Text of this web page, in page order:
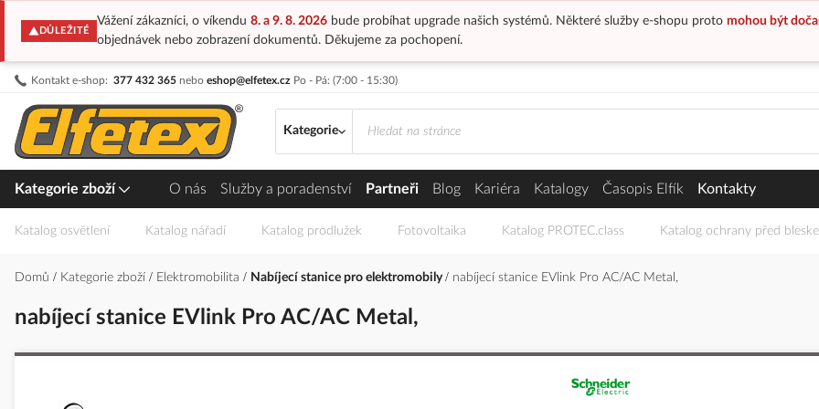
DŮLEŽITÉ
Vážení zákazníci, o víkendu 8. a 9. 8. 2026bude probíhat upgrade našich systémů. Některé služby e-shopu proto mohou být
objednávek nebo zobrazení dokumentů. Děkujeme za pochopení.
Kontakt e-shop: 377 432 365 nebo eshop@elfetex.cz Po - Pá: (7:00 - 15:30)
Přejít
obsah
Kategorie
Kategorie zboží O nás Služby a poradenství Partneři Blog Kariéra Katalogy Časopis Elfík Kontakty
Katalog osvětlení Katalog nářadí Katalog prodlužek Fotovoltaika Katalog PROTEC.class Katalog ochrany před
Domů Kategorie zboží Elektromobilita Nabíjecí stanice pro elektromobily nabíjecí stanice EVlink Pro AC/AC Metal,
nabíjecí stanice EVlink Pro AC/AC Metal,